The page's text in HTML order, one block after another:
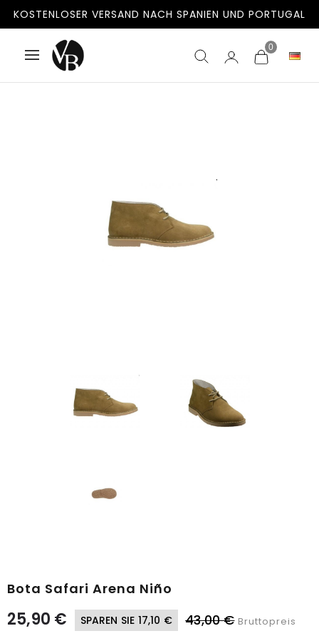
KOSTENLOSER VERSAND NACH SPANIEN UND PORTUGAL
0
Bota Safari Arena Niño
25,90 € SPAREN SIE 17,10 € 43,00 € Bruttopreis